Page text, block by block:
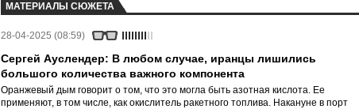
МАТЕРИАЛЫ СЮЖЕТА
28-04-2025 (08:59)
Сергей Ауслендер: В любом случае, иранцы лишились
большого количества важного компонента
Оранжевый дым говорит о том, что это могла быть азотная кислота. Ее
применяют, в том числе, как окислитель ракетного топлива. Накануне в порт